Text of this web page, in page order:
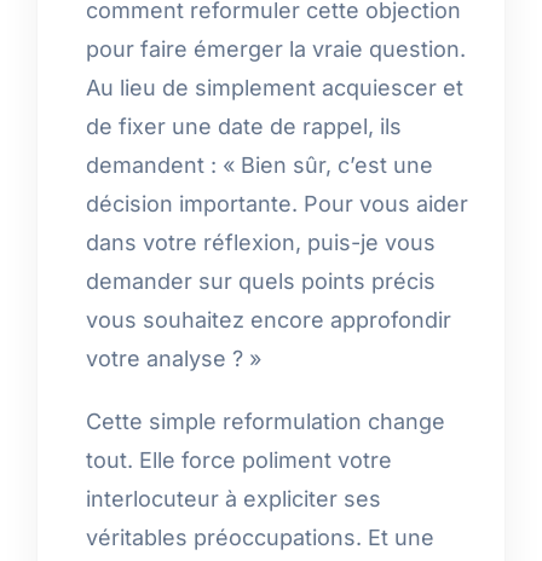
comment reformuler cette objection
pour faire émerger la vraie question.
Au lieu de simplement acquiescer et
de fixer une date de rappel, ils
demandent : « Bien sûr, c’est une
décision importante. Pour vous aider
dans votre réflexion, puis-je vous
demander sur quels points précis
vous souhaitez encore approfondir
votre analyse ? »
Cette simple reformulation change
tout. Elle force poliment votre
interlocuteur à expliciter ses
véritables préoccupations. Et une